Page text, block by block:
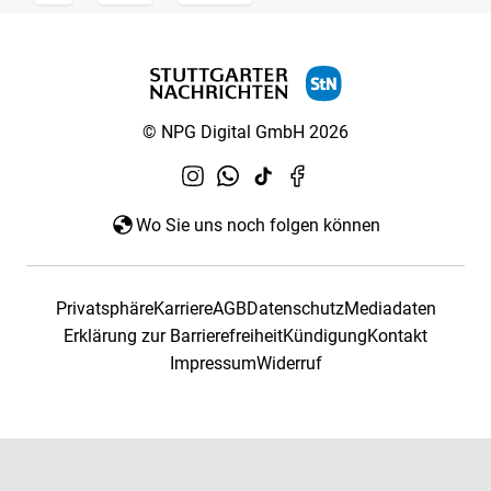
© NPG Digital GmbH 2026
Wo Sie uns noch folgen können
PrivatsphäreKarriereAGBDatenschutzMediadaten
Erklärung zur BarrierefreiheitKündigungKontakt
ImpressumWiderruf